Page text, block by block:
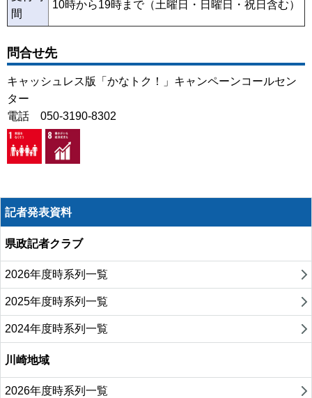
間
10時から19時まで（土曜日・日曜日・祝日含む）
問合せ先
キャッシュレス版「かなトク！」キャンペーンコールセン
ター
電話 050-3190-8302
記者発表資料
県政記者クラブ
2026年度時系列一覧
2025年度時系列一覧
2024年度時系列一覧
川崎地域
2026年度時系列一覧